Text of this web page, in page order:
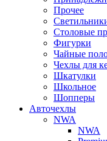
Прочее
Столовые
Фигурки
Чайные
Чехлы для
Шкатулки
Школьное
Шопперы
Авточехлы
NWA
NWA